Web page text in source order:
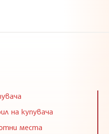
на купувача
места